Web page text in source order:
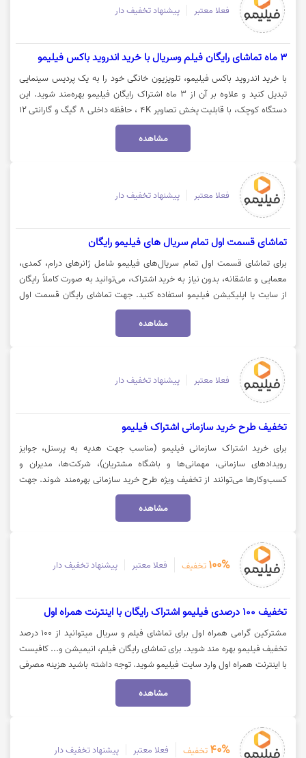
فعلا معتبر پیشنهاد تخفیف دار
3 ماه تماشای رایگان فیلم وسریال با خرید اندروید باکس فیلیمو
با خرید اندروید باکس فیلیمو، تلویزیون خانگی خود را به یک پردیس سینمایی
تبدیل کنید و علاوه بر آن از ۳ ماه اشتراک رایگان فیلیمو بهره‌مند شوید. این
دستگاه کوچک، با قابلیت پخش تصاویر 4K ، حافظه داخلی 8 گیگ و گارانتی 12
ماهه دسترسی به هزاران فیلم و سریال ایرانی و خارجی برای شما فراهم می‌کند.
جهت مشاهده و خرید با این پیشنهاد ویژه، روی گزینه «خرید کنید» کلیک نمایید.
مشاهده
فعلا معتبر پیشنهاد تخفیف دار
تماشای قسمت اول تمام سریال‌ های فیلیمو رایگان
برای تماشای قسمت اول تمام سریال‌های فیلیمو شامل ژانرهای درام، کمدی،
معمایی و عاشقانه، بدون نیاز به خرید اشتراک، می‌توانید به صورت کاملاً رایگان
از سایت یا اپلیکیشن فیلیمو استفاده کنید. جهت تماشای رایگان قسمت اول
سریال‌ها، روی گزینه «خرید کنید» کلیک نمایید.
مشاهده
فعلا معتبر پیشنهاد تخفیف دار
تخفیف طرح خرید سازمانی اشتراک فیلیمو
برای خرید اشتراک سازمانی فیلیمو (مناسب جهت هدیه به پرسنل، جوایز
رویدادهای سازمانی، مهمانی‌ها و باشگاه مشتریان)، شرکت‌ها، مدیران و
کسب‌وکارها می‌توانند از تخفیف ویژه طرح خرید سازمانی بهره‌مند شوند. جهت
درخواست خرید سازمانی و اطلاع از جزئیات تخفیف گروهی، روی گزینه «خرید
مشاهده
100% تخفیف فعلا معتبر پیشنهاد تخفیف دار
تخفیف 100 درصدی فیلیمو اشتراک رایگان با اینترنت همراه اول
مشترکین گرامی همراه اول برای تماشای فیلم و سریال میتوانید از 100 درصد
تخفیف فیلیمو بهره مند شوید. برای تماشای رایگان فیلم، انیمیشن و... کافیست
با اینترنت همراه اول وارد سایت فیلیمو شوید. توجه داشته باشید هزینه مصرفی
اینترنت به‌صورت نیم‌بها نبوده و تمام‌بها محاسبه خواهد شد. جهت تماشای فیلم
و سریال های مورد نظر خود روی گزینه "تماشای فیلم" کلیک نمایید.
مشاهده
40% تخفیف فعلا معتبر پیشنهاد تخفیف دار